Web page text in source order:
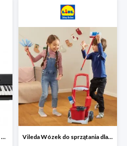
YAMAHA Keyboard YPT-260, 61 klawiszy Vileda Wózek do sprzątania dla dzieci